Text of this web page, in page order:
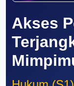
Akses